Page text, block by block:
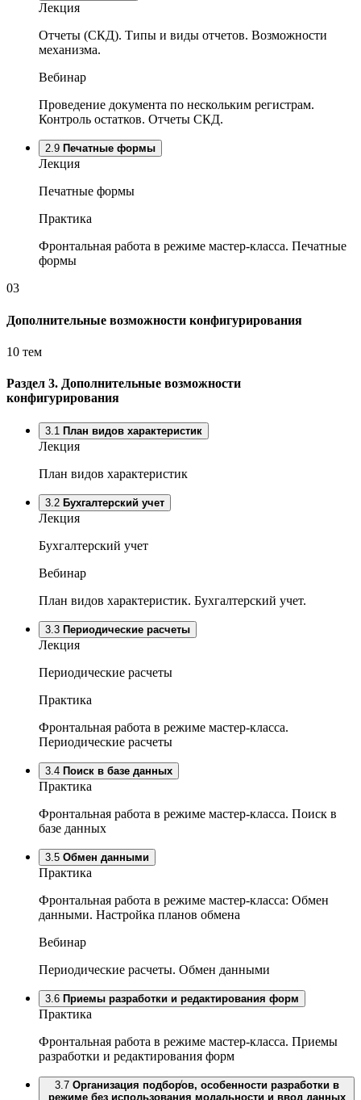
Лекция
Отчеты (СКД). Типы и виды отчетов. Возможности
механизма.
Вебинар
Проведение документа по нескольким регистрам.
Контроль остатков. Отчеты СКД.
2.9 Печатные формы
Лекция
Печатные формы
Практика
Фронтальная работа в режиме мастер-класса. Печатные
формы
03
Дополнительные возможности конфигурирования
10 тем
Раздел 3. Дополнительные возможности
конфигурирования
3.1 План видов характеристик
Лекция
План видов характеристик
3.2 Бухгалтерский учет
Лекция
Бухгалтерский учет
Вебинар
План видов характеристик. Бухгалтерский учет.
3.3 Периодические расчеты
Лекция
Периодические расчеты
Практика
Фронтальная работа в режиме мастер-класса.
Периодические расчеты
3.4 Поиск в базе данных
Практика
Фронтальная работа в режиме мастер-класса. Поиск в
базе данных
3.5 Обмен данными
Практика
Фронтальная работа в режиме мастер-класса: Обмен
данными. Настройка планов обмена
Вебинар
Периодические расчеты. Обмен данными
3.6 Приемы разработки и редактирования форм
Практика
Фронтальная работа в режиме мастер-класса. Приемы
разработки и редактирования форм
3.7 Организация подборов, особенности разработки в
режиме без использования модальности и ввод данных
/